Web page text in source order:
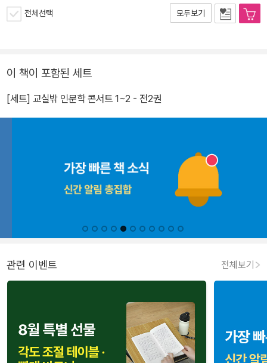
전체선택 모두보기
이 책이 포함된 세트
[세트] 교실밖 인문학 콘서트 1~2 - 전2권
관련 이벤트 전체보기